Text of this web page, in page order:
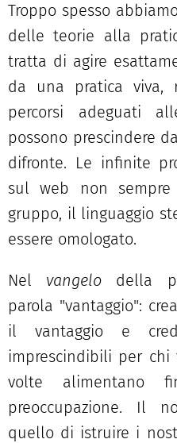
Troppo spesso
delle teorie alla
tratta di agire
da una pratica viva,
percorsi adeguati
possono prescindere
difronte. Le infinite
sul web non
gruppo, il linguaggio
essere omologato.
Nel vangelo della
parola "vantaggio":
il vantaggio e
imprescindibili per chi
volte alimentano
preoccupazione. Il
quello di istruire i